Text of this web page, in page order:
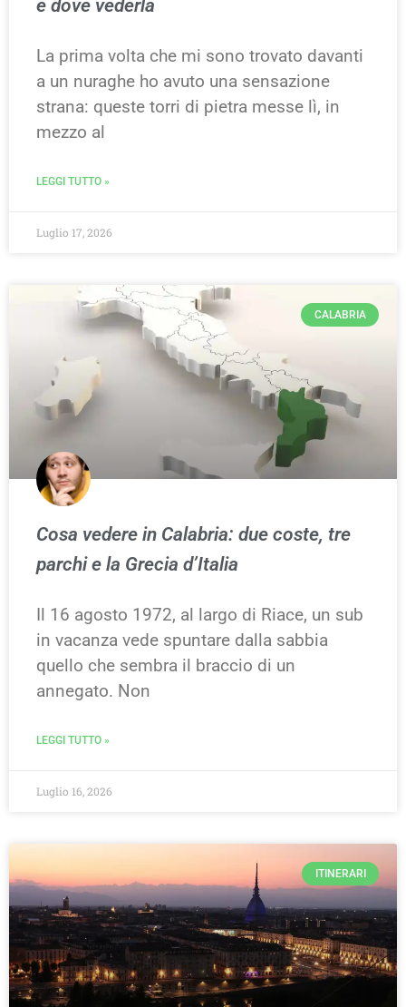
e dove vederla
La prima volta che mi sono trovato davanti
a un nuraghe ho avuto una sensazione
strana: queste torri di pietra messe lì, in
mezzo al
LEGGI TUTTO »
Luglio 17, 2026
CALABRIA
Cosa vedere in Calabria: due coste, tre
parchi e la Grecia d’Italia
Il 16 agosto 1972, al largo di Riace, un sub
in vacanza vede spuntare dalla sabbia
quello che sembra il braccio di un
annegato. Non
LEGGI TUTTO »
Luglio 16, 2026
ITINERARI